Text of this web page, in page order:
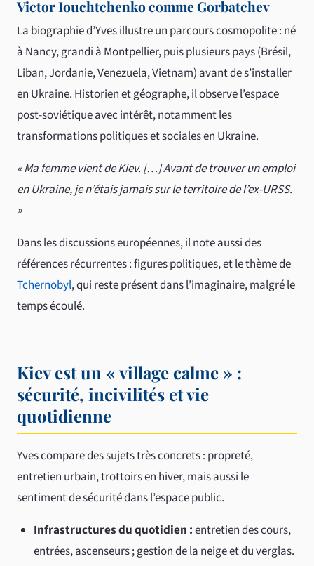
Victor Iouchtchenko comme Gorbatchev
La biographie d’Yves illustre un parcours cosmopolite : né
à Nancy, grandi à Montpellier, puis plusieurs pays (Brésil,
Liban, Jordanie, Venezuela, Vietnam) avant de s’installer
en Ukraine. Historien et géographe, il observe l’espace
post-soviétique avec intérêt, notamment les
transformations politiques et sociales en Ukraine.
« Ma femme vient de Kiev. […] Avant de trouver un emploi
en Ukraine, je n’étais jamais sur le territoire de l’ex-URSS.
»
Dans les discussions européennes, il note aussi des
références récurrentes : figures politiques, et le thème de
Tchernobyl, qui reste présent dans l’imaginaire, malgré le
temps écoulé.
Kiev est un « village calme » :
sécurité, incivilités et vie
quotidienne
Yves compare des sujets très concrets : propreté,
entretien urbain, trottoirs en hiver, mais aussi le
sentiment de sécurité dans l’espace public.
Infrastructures du quotidien :entretien des cours,
entrées, ascenseurs ; gestion de la neige et du verglas.